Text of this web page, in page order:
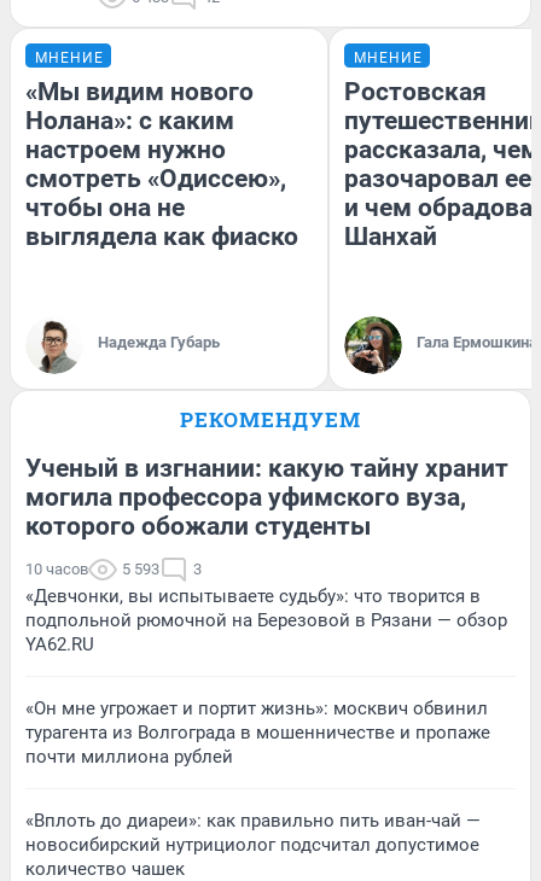
МНЕНИЕ
«Мы видим нового
Нолана»: с каким
настроем нужно
смотреть «Одиссею»,
чтобы она не
выглядела как фиаско
Надежда Губарь
МНЕНИЕ
Ростовская
рассказала, чем
разочаровал
и чем
Шанхай
Гала Ермошкина
РЕКОМЕНДУЕМ
Ученый в изгнании: какую тайну хранит
могила профессора уфимского вуза,
которого обожали студенты
10 часов 5 593 3
«Девчонки, вы испытываете судьбу»: что творится в
подпольной рюмочной на Березовой в Рязани — обзор
YA62.RU
«Он мне угрожает и портит жизнь»: москвич обвинил
турагента из Волгограда в мошенничестве и пропаже
почти миллиона рублей
«Вплоть до диареи»: как правильно пить иван-чай —
новосибирский нутрициолог подсчитал допустимое
количество чашек